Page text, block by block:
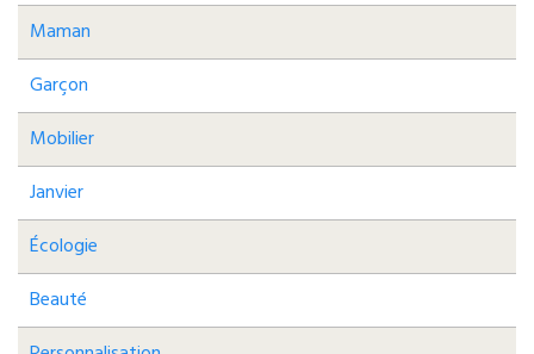
Maman
Garçon
Mobilier
Janvier
Écologie
Beauté